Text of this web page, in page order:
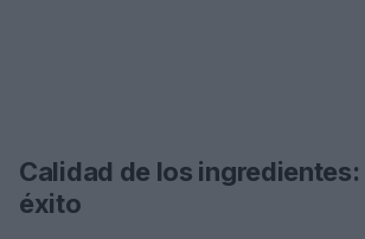
Calidad de los ingredientes:
éxito